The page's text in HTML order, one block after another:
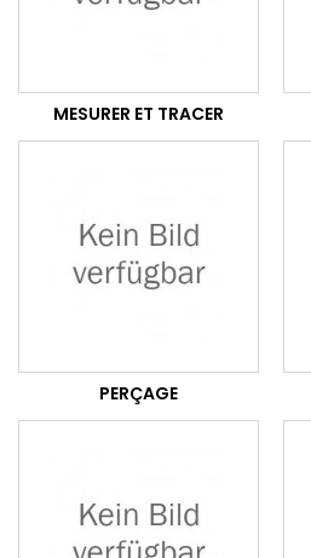
MESURER ET TRACER
PERÇAGE